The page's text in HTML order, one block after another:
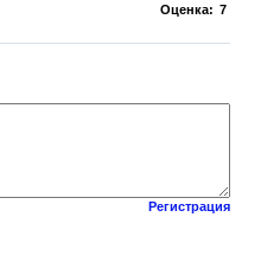
Оценка: 7
Регистрация